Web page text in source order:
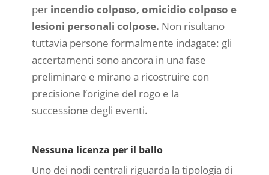
per incendio colposo, omicidio colposo e
lesioni personali colpose. Non risultano
tuttavia persone formalmente indagate: gli
accertamenti sono ancora in una fase
preliminare e mirano a ricostruire con
precisione l’origine del rogo e la
successione degli eventi.
Nessuna licenza per il ballo
Uno dei nodi centrali riguarda la tipologia di